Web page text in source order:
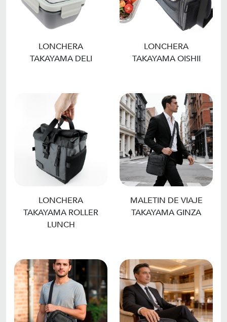
LONCHERA
TAKAYAMA DELI
LONCHERA
TAKAYAMA OISHII
LONCHERA
TAKAYAMA ROLLER
LUNCH
MALETIN DE VIAJE
TAKAYAMA GINZA